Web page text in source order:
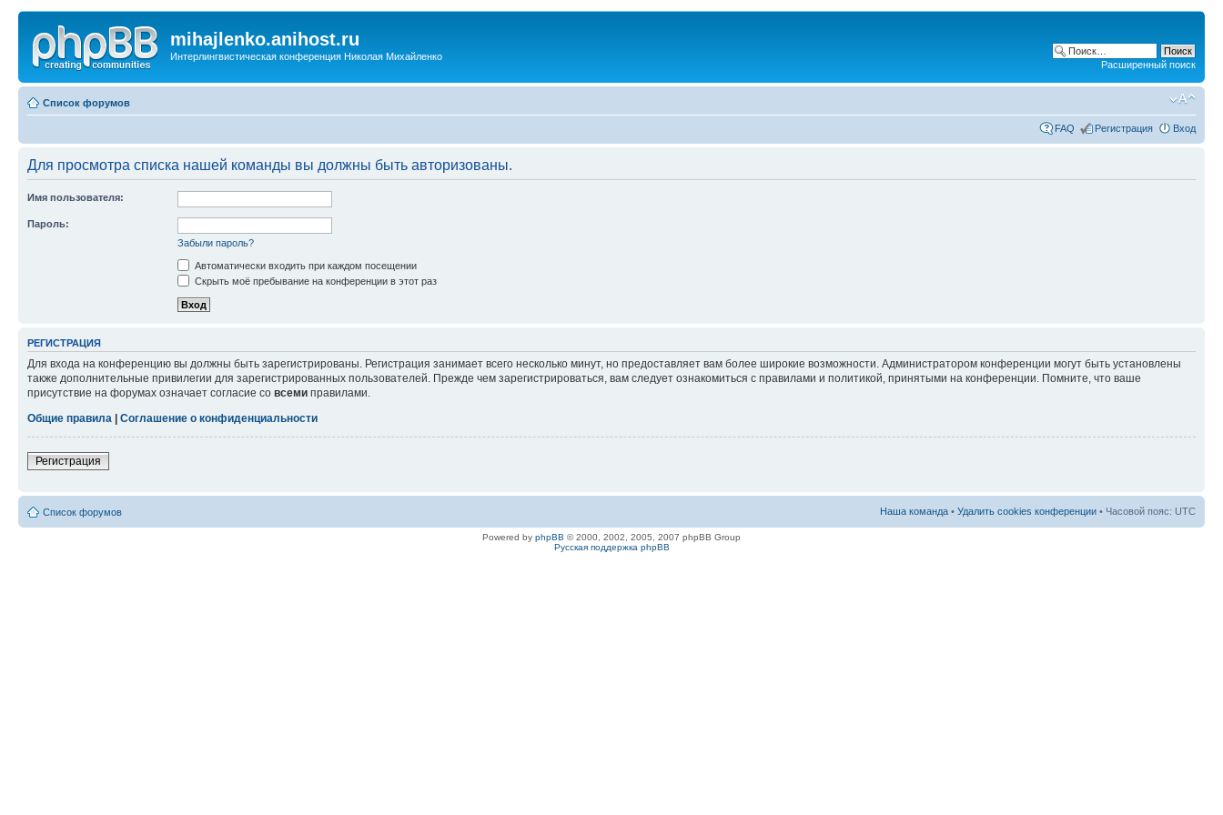
mihajlenko.anihost.ru
Интерлингвистическая конференция Николая Михайленко
Расширенный поиск
Список форумов
FAQ Регистрация Вход
Для просмотра списка нашей команды вы должны быть авторизованы.
Имя пользователя:
Пароль:
Забыли пароль?
Автоматически входить при каждом посещении
Скрыть моё пребывание на конференции в этот раз
РЕГИСТРАЦИЯ
Для входа на конференцию вы должны быть зарегистрированы. Регистрация занимает всего несколько минут, но предоставляет вам более широкие возможности. Администратором конференции могут быть установлены
также дополнительные привилегии для зарегистрированных пользователей. Прежде чем зарегистрироваться, вам следует ознакомиться с правилами и политикой, принятыми на конференции. Помните, что ваше
присутствие на форумах означает согласие со всеми правилами.
Общие правила
Соглашение о конфиденциальности
Регистрация
Список форумов Наша команда • Удалить cookies конференции • Часовой пояс: UTC
Powered by phpBB © 2000, 2002, 2005, 2007 phpBB Group
Русская поддержка phpBB